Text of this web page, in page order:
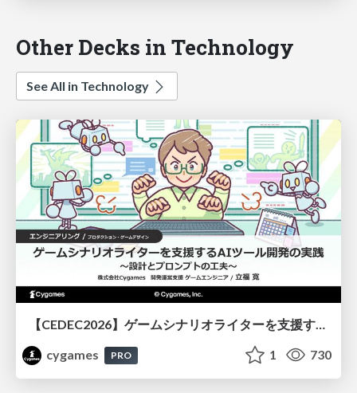
Other Decks in Technology
See All in Technology
cygames
PRO 1 730